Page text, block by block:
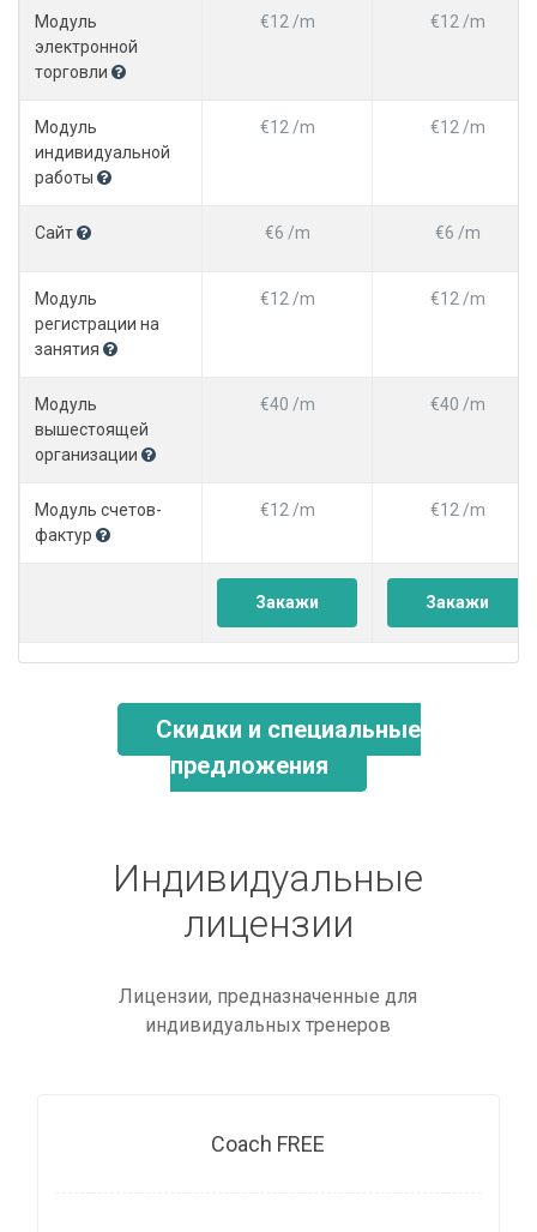
Модуль
электронной
торговли
€12 /m €12 /m
Модуль
индивидуальной
работы
€12 /m €12 /m
Сайт €6 /m €6 /m
Модуль
регистрации на
занятия
€12 /m €12 /m
Модуль
вышестоящей
организации
€40 /m €40 /m
Модуль счетов-
фактур
€12 /m €12 /m
Закажи Закажи
Скидки и специальные
предложения
Индивидуальные
лицензии
Лицензии, предназначенные для
индивидуальных тренеров
Coach FREE